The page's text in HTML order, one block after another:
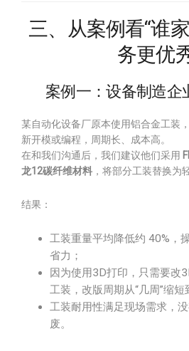
三、从案例看“谁
务更优
案例一：设备制造企
某自动化设备厂原本使用铝合金工装
新开模或编程，周期长、成本高。
在和我们沟通后，我们建议他们采用
龙12碳纤维材料 ，将部分工装替换为
结果：
工装重量平均降低约 40%，
省力；
因为使用3D打印，只需要改
工装，改版周期从“几周”缩短
工装耐用性满足现场需求，
废。